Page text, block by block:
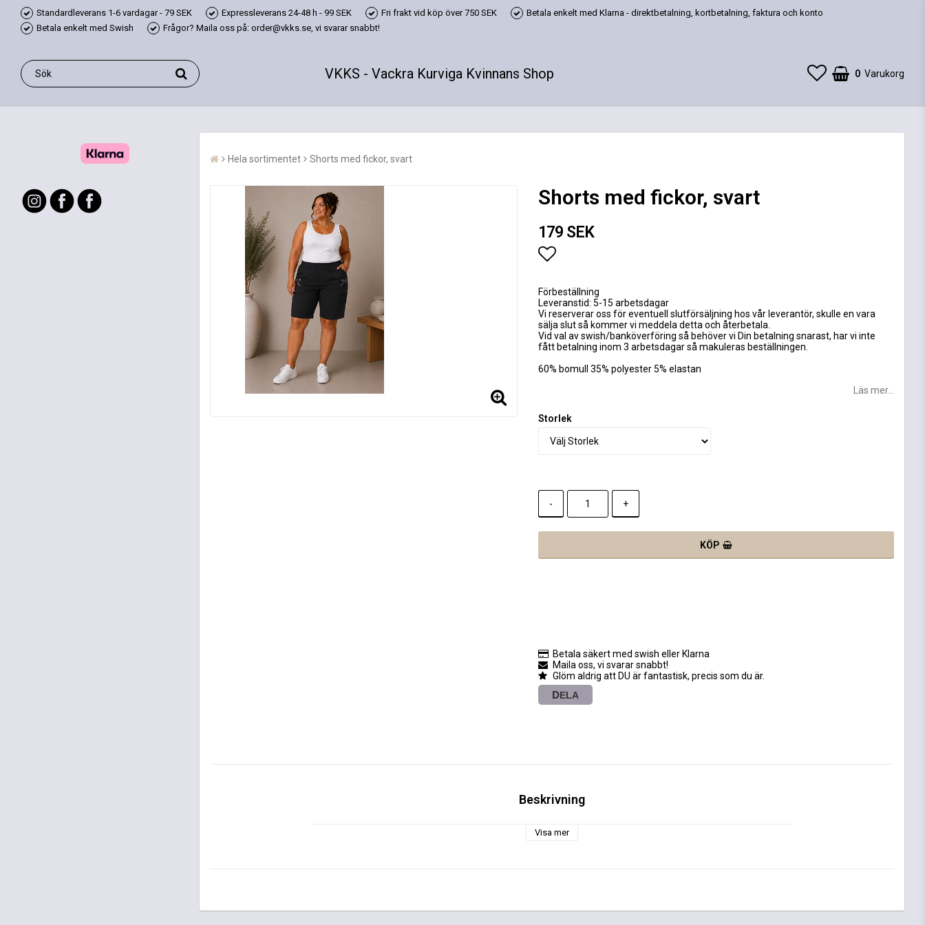
Standardleverans 1-6 vardagar - 79 SEK Expressleverans 24-48 h - 99 SEK Fri frakt vid köp över 750 SEK
Betala enkelt med Klarna - direktbetalning, kortbetalning, faktura och konto
Betala enkelt med Swish
Frågor? Maila oss på: order@vkks.se, vi svarar snabbt!
VKKS - Vackra Kurviga Kvinnans Shop 0 Varukorg
Hela sortimentet Shorts med fickor, svart
Shorts med fickor, svart
179 SEK
Förbeställning
Leveranstid: 5-15 arbetsdagar
Vi reserverar oss för eventuell slutförsäljning hos vår leverantör, skulle en vara
sälja slut så kommer vi meddela detta och återbetala.
Vid val av swish/banköverföring så behöver vi Din betalning snarast, har vi inte
fått betalning inom 3 arbetsdagar så makuleras beställningen.
60% bomull 35% polyester 5% elastan
Läs mer...
Storlek
- +
KÖP
Betala säkert med swish eller Klarna
Maila oss, vi svarar snabbt!
Glöm aldrig att DU är fantastisk, precis som du är.
DELA
Beskrivning
Visa mer